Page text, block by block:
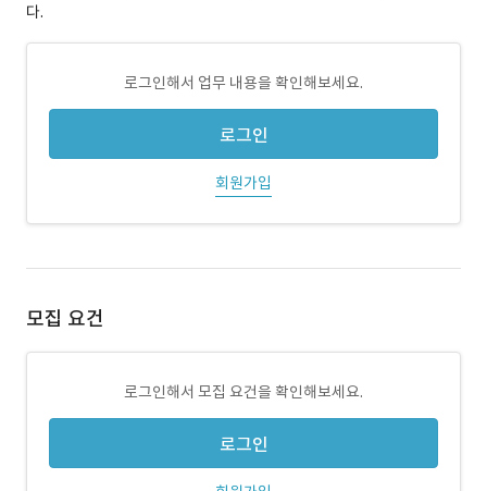
다.
로그인해서 업무 내용을 확인해보세요.
로그인
회원가입
모집 요건
로그인해서 모집 요건을 확인해보세요.
로그인